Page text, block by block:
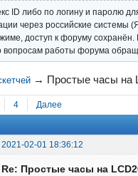
ID либо по логину и паролю
через российские системы
доступ к форуму
вопросам работы форума
→ Простые часы на
4 Далее
2021-02-01 18:36:12
Re: Простые часы на